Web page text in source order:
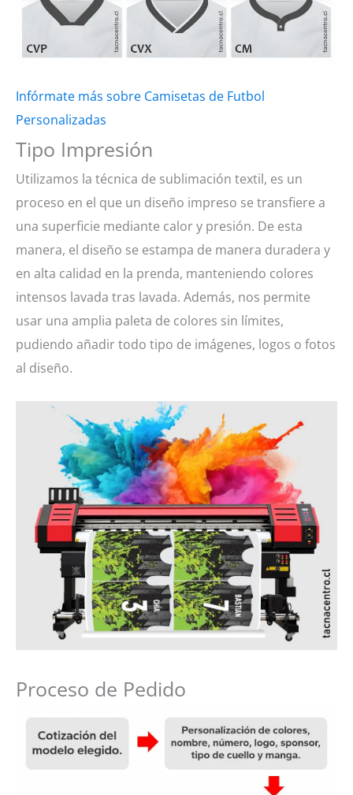
Infórmate más sobre Camisetas de Futbol
Personalizadas
Tipo Impresión
Utilizamos la técnica de sublimación textil, es un
proceso en el que un diseño impreso se transfiere a
una superficie mediante calor y presión. De esta
manera, el diseño se estampa de manera duradera y
en alta calidad en la prenda, manteniendo colores
intensos lavada tras lavada. Además, nos permite
usar una amplia paleta de colores sin límites,
pudiendo añadir todo tipo de imágenes, logos o fotos
al diseño.
Proceso de Pedido